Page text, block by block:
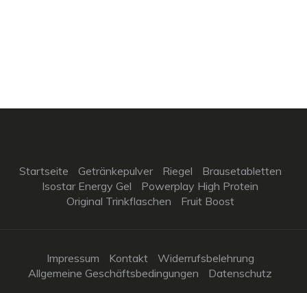
Startseite Getränkepulver Riegel
Brausetabletten
Isostar Energy Gel
Powerplay High Protein
Original Trinkflaschen
Fruit Boost
Impressum Kontakt
Widerrufsbelehrung
Allgemeine Geschäftsbedingungen
Datenschutz